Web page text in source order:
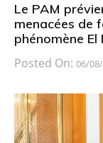
Le PAM
menacées de
phénomène El
Posted On: 06/